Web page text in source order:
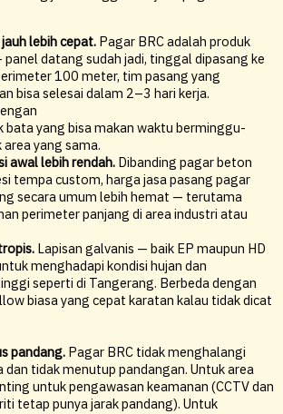
lebih cepat. Pagar BRC adalah produk
datang sudah jadi, tinggal dipasang ke
100 meter, tim pasang yang
bisa selesai dalam 2–3 hari kerja.
bata yang bisa makan waktu berminggu-
yang sama.
awal lebih rendah. Dibanding pagar beton
tempa custom, harga jasa pasang pagar
secara umum lebih hemat — terutama
perimeter panjang di area industri atau
Lapisan galvanis — baik EP maupun HD
menghadapi kondisi hujan dan
seperti di Tangerang. Berbeda dengan
biasa yang cepat karatan kalau tidak dicat
pandang. Pagar BRC tidak menghalangi
dan tidak menutup pandangan. Untuk area
untuk pengawasan keamanan (CCTV dan
tetap punya jarak pandang). Untuk